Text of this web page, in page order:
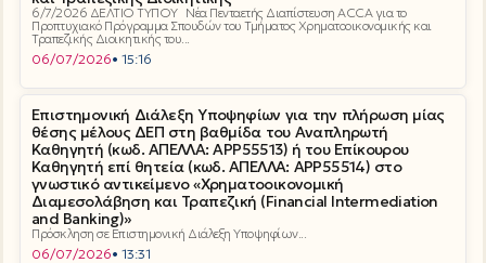
6/7/2026 ΔΕΛΤΙΟ ΤΥΠΟΥ Νέα Πενταετής Διαπίστευση ACCA για το
Προπτυχιακό Πρόγραμμα Σπουδών του Τμήματος Χρηματοοικονομικής και
Τραπεζικής Διοικητικής του...
06/07/2026• 15:16
Επιστημονική Διάλεξη Υποψηφίων για την πλήρωση μίας
θέσης μέλους ΔΕΠ στη βαθμίδα του Αναπληρωτή
Καθηγητή (κωδ. ΑΠΕΛΛΑ: ΑΡΡ55513) ή του Επίκουρου
Καθηγητή επί θητεία (κωδ. ΑΠΕΛΛΑ: ΑΡΡ55514) στο
γνωστικό αντικείμενο «Χρηματοοικονομική
Διαμεσολάβηση και Τραπεζική (Financial Intermediation
and Banking)»
Πρόσκληση σε Επιστημονική Διάλεξη Υποψηφίων...
06/07/2026• 13:31